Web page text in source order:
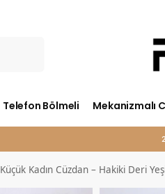
Telefon Bölmeli Mekanizmalı
Küçük Kadın Cüzdan – Hakiki Deri